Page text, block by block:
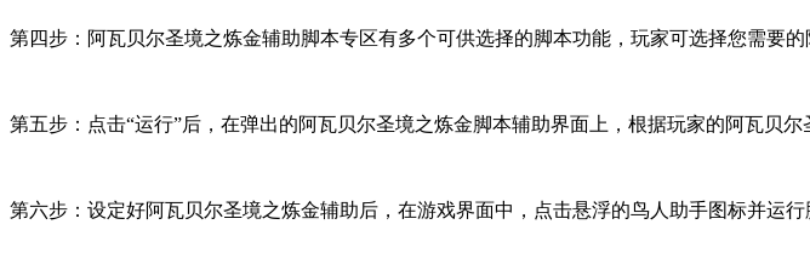
第四步：阿瓦贝尔圣境之炼金辅助脚本专区有多个可供选择的脚本功能，玩家可选择您需要
第五步：点击“运行”后，在弹出的阿瓦贝尔圣境之炼金脚本辅助界面上，根据玩家的阿瓦贝
第六步：设定好阿瓦贝尔圣境之炼金辅助后，在游戏界面中，点击悬浮的鸟人助手图标并运